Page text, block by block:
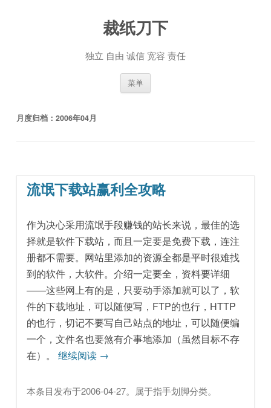
裁纸刀下
独立 自由 诚信 宽容 责任
菜单
月度归档：2006年04月
流氓下载站赢利全攻略
作为决心采用流氓手段赚钱的站长来说，最佳的选
择就是软件下载站，而且一定要是免费下载，连注
册都不需要。网站里添加的资源全都是平时很难找
到的软件，大软件。介绍一定要全，资料要详细
——这些网上有的是，只要动手添加就可以了，软
件的下载地址，可以随便写，FTP的也行，HTTP
的也行，切记不要写自己站点的地址，可以随便编
一个，文件名也要煞有介事地添加（虽然目标不存
在）。继续阅读 →
本条目发布于2006-04-27。属于指手划脚分类。